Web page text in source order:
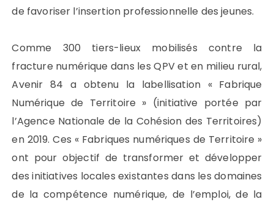
de favoriser l’insertion professionnelle des jeunes.
Comme 300 tiers-lieux mobilisés contre la
fracture numérique dans les QPV et en milieu rural,
Avenir 84 a obtenu la labellisation « Fabrique
Numérique de Territoire » (initiative portée par
l’Agence Nationale de la Cohésion des Territoires)
en 2019. Ces « Fabriques numériques de Territoire »
ont pour objectif de transformer et développer
des initiatives locales existantes dans les domaines
de la compétence numérique, de l’emploi, de la